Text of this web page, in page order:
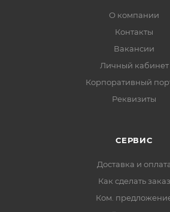
О компании
Контакты
Вакансии
Личный кабинет
Корпоративный
Реквизиты
СЕРВИС
Доставка и
Как сделать заказ
Ком.